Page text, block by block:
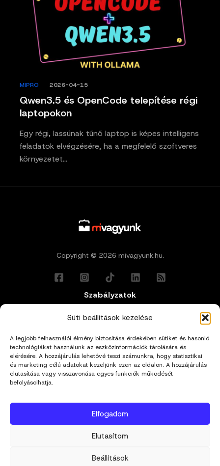
Süti beállítások kezelése
A legjobb felhasználói élmény biztosítása érdekében sütiket és hasonló
technológiákat használunk az eszközinformációk tárolására és
elérésére. A hozzájárulás lehetővé teszi számunkra, hogy statisztikai
és marketing célú adatokat kezeljünk ezen az oldalon. A hozzájárulás
elutasítása vagy visszavonása egyes funkciók működését
befolyásolhatja.
Elfogadom
Elutasítom
Beállítások
Qwen3.5 és OpenCode telepítése régi
laptopokon
MIPRO 2026-04-15
Egy régi, lassúnak tűnő laptop is képes intelligens
feladatok elvégzésére, ha a megfelelő szoftveres
környezetet…
Copyright © 2026 mivagyunk.hu.
Szabályzatok
Általános Felhasználási Feltételek
Adatkezelési Tájékoztató
Impresszum
Kapcsolat
hello@mivagyunk.hu